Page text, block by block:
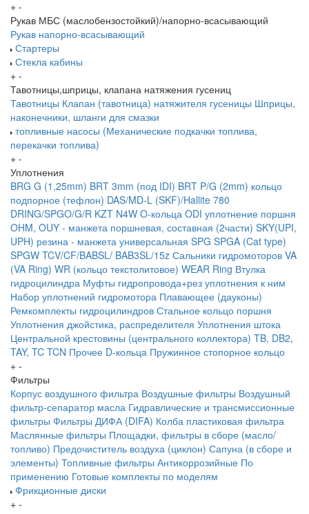
+ -
Рукав МБС (маслобензостойкий)/напорно-всасывающий
Рукав напорно-всасывающий
Стартеры
Стекла кабины
+ -
Тавотницы,шприцы, клапана натяжения гусениц
Тавотницы Клапан (тавотница) натяжителя гусеницы Шприцы,
наконечники, шланги для смазки
топливные насосы (Механические подкачки топлива,
перекачки топлива)
+ -
Уплотнения
BRG G (1,25mm) BRT 3mm (под IDI) BRT P/G (2mm) кольцо
подпорное (тефлон) DAS/MD-L (SKF)/Hallite 780
DRING/SPGO/G/R KZT N4W O-кольца ODI уплотнение поршня
OHM, OUY - манжета поршневая, составная (2части) SKY(UPI,
UPH) резина - манжета универсальная SPG SPGA (Cat type)
SPGW TCV/CF/BABSL/ BAB3SL/15z Сальники гидромоторов VA
(VA Ring) WR (кольцо текстолитовое) WEAR Ring Втулка
гидроцилиндра Муфты гидропровода+рез уплотнения к ним
Набор уплотнений гидромотора Плавающее (дауконы)
Ремкомплекты гидроцилиндров Стальное кольцо поршня
Уплотнения джойстика, распределителя Уплотнения штока
Центральной крестовины (центрального коллектора) TB, DB2,
TAY, TC TCN Прочее D-кольца Пружинное стопорное кольцо
+ -
Фильтры
Корпус воздушного фильтра Воздушные фильтры Воздушный
фильтр-сепаратор масла Гидравлические и трансмиссионные
фильтры Фильтры ДИФА (DIFA) Колба пластиковая фильтра
Маслянные фильтры Площадки, фильтры в сборе (масло/
топливо) Предочиститель воздуха (циклон) Сапуна (в сборе и
элементы) Топливные фильтры Антикоррозийные По
применению Готовые комплекты по моделям
Фрикционные диски
+ -